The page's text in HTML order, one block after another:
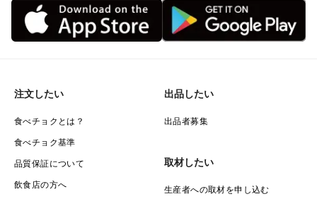
注文したい
食べチョクとは？
食べチョク基準
品質保証について
飲食店の方へ
出品したい
出品者募集
取材したい
生産者への取材を申し込む